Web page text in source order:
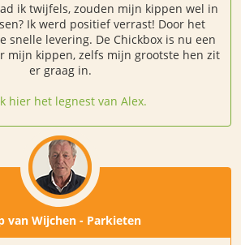
ik twijfels, zouden mijn kippen wel in
Ik werd positief verrast! Door het
snelle levering. De Chickbox is nu een
mijn kippen, zelfs mijn grootste hen zit
er graag in.
hier het legnest van Alex.
van Wijchen - Parkieten